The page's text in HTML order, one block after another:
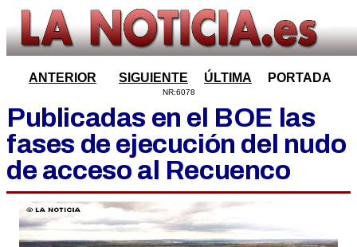
ANTERIOR SIGUIENTE ÚLTIMA PORTADA
NR:6078
Publicadas en el BOE las
fases de ejecución del nudo
de acceso al Recuenco